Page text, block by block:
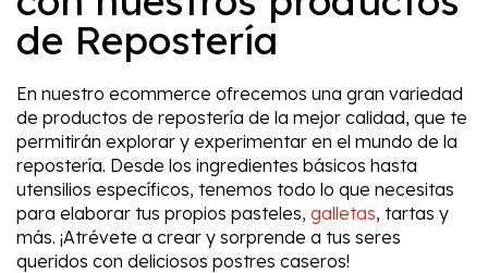
de Repostería
En nuestro ecommerce ofrecemos una gran variedad
de productos de repostería de la mejor calidad, que te
permitirán explorar y experimentar en el mundo de la
repostería. Desde los ingredientes básicos hasta
utensilios específicos, tenemos todo lo que necesitas
para elaborar tus propios pasteles, galletas, tartas y
más. ¡Atrévete a crear y sorprende a tus seres
queridos con deliciosos postres caseros!